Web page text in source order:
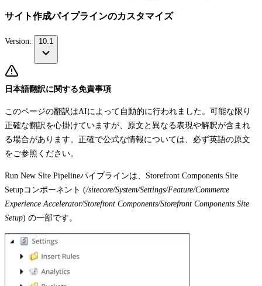
サイト作成パイプラインのカスタマイズ
Version: 10.1
日本語翻訳に関する免責事項
このページの翻訳はAIによって自動的に行われました。可能な限り
正確な翻訳を心掛けていますが、原文と異なる表現や解釈が含まれ
る場合があります。正確で公式な情報については、必ず英語の原文
をご参照ください。
Run New Site Pipelineパイプラインは、 Storefront Components Site
Setupコンポーネント (/sitecore/System/Settings/Feature/Commerce
Experience Accelerator/Storefront Components/Storefront Components Site
Setup) の一部です。